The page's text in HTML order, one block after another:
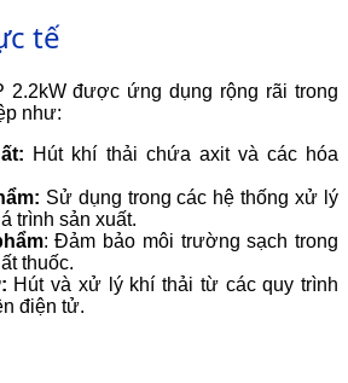
tế
2.2kW được ứng dụng rộng rãi trong
như:
Hút khí thải chứa axit và các hóa
Sử dụng trong các hệ thống xử lý
trình sản xuất.
: Đảm bảo môi trường sạch trong
thuốc.
Hút và xử lý khí thải từ các quy trình
điện tử.